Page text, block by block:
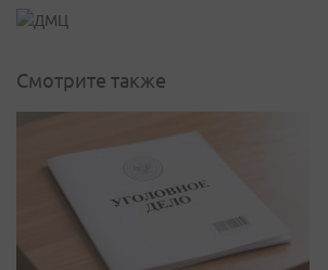
Смотрите также